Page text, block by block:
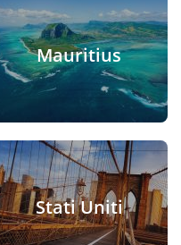
Mauritius
Stati Uniti